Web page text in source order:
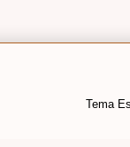
Tema